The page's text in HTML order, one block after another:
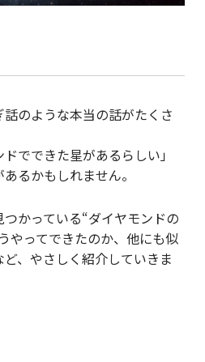
のような本当の話がたくさ
でできた星があるらしい」
るかもしれません。
かっている“ダイヤモンドの
やってできたのか、他にも似
、やさしく紹介していきま